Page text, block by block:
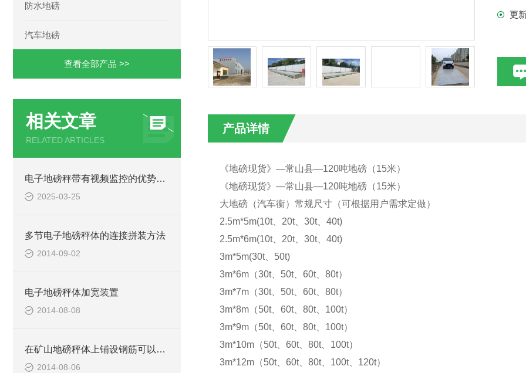
防水地磅
汽车地磅
查看全部产品 >>
相关文章
RELATED ARTICLES
电子地磅秤带有视频监控的优势和重要性
2025-03-25
多节电子地磅秤体的连接拼装方法
2014-09-02
电子地磅秤体加宽装置
2014-08-08
在矿山地磅秤体上铺设钢筋可以防滑
2014-08-06
更
产品详情
《地磅现货》—常山县—120吨地磅（15米）
《地磅现货》—常山县—120吨地磅（15米）
大地磅（汽车衡）常规尺寸（可根据用户需求定做）
2.5m*5m(10t、20t、30t、40t)
2.5m*6m(10t、20t、30t、40t)
3m*5m(30t、50t)
3m*6m（30t、50t、60t、80t）
3m*7m（30t、50t、60t、80t）
3m*8m（50t、60t、80t、100t）
3m*9m（50t、60t、80t、100t）
3m*10m（50t、60t、80t、100t）
3m*12m（50t、60t、80t、100t、120t）